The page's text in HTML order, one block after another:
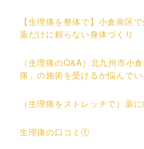
【生理痛を整体で】小倉南区
薬だけに頼らない身体づくり
（生理痛のQ&A）北九州市小
痛」の施術を受けるか悩んでい
（生理痛をストレッチで）薬
生理痛の口コミ①